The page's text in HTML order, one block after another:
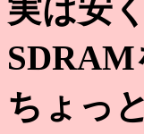
実は安
ちょっ